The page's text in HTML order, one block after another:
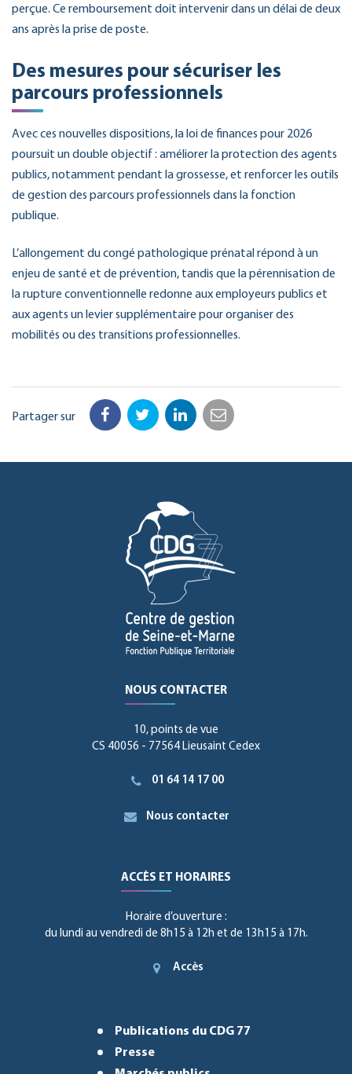
perçue. Ce remboursement doit intervenir dans un délai de deux
ans après la prise de poste.
Des mesures pour sécuriser les
parcours professionnels
Avec ces nouvelles dispositions, la loi de finances pour 2026
poursuit un double objectif : améliorer la protection des agents
publics, notamment pendant la grossesse, et renforcer les outils
de gestion des parcours professionnels dans la fonction
publique.
L’allongement du congé pathologique prénatal répond à un
enjeu de santé et de prévention, tandis que la pérennisation de
la rupture conventionnelle redonne aux employeurs publics et
aux agents un levier supplémentaire pour organiser des
mobilités ou des transitions professionnelles.
Partager sur Facebook
TwitterLinkedIn
Email
NOUS CONTACTER
10, points de vue
CS 40056 - 77564 Lieusaint Cedex
01 64 14 17 00
Nous contacter
ACCÈS ET HORAIRES
Horaire d’ouverture :
du lundi au vendredi de 8h15 à 12h et de 13h15 à 17h.
Accès
Publications du CDG 77
Presse